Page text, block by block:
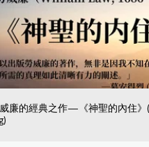
廉的經典之作—《神聖的內住》